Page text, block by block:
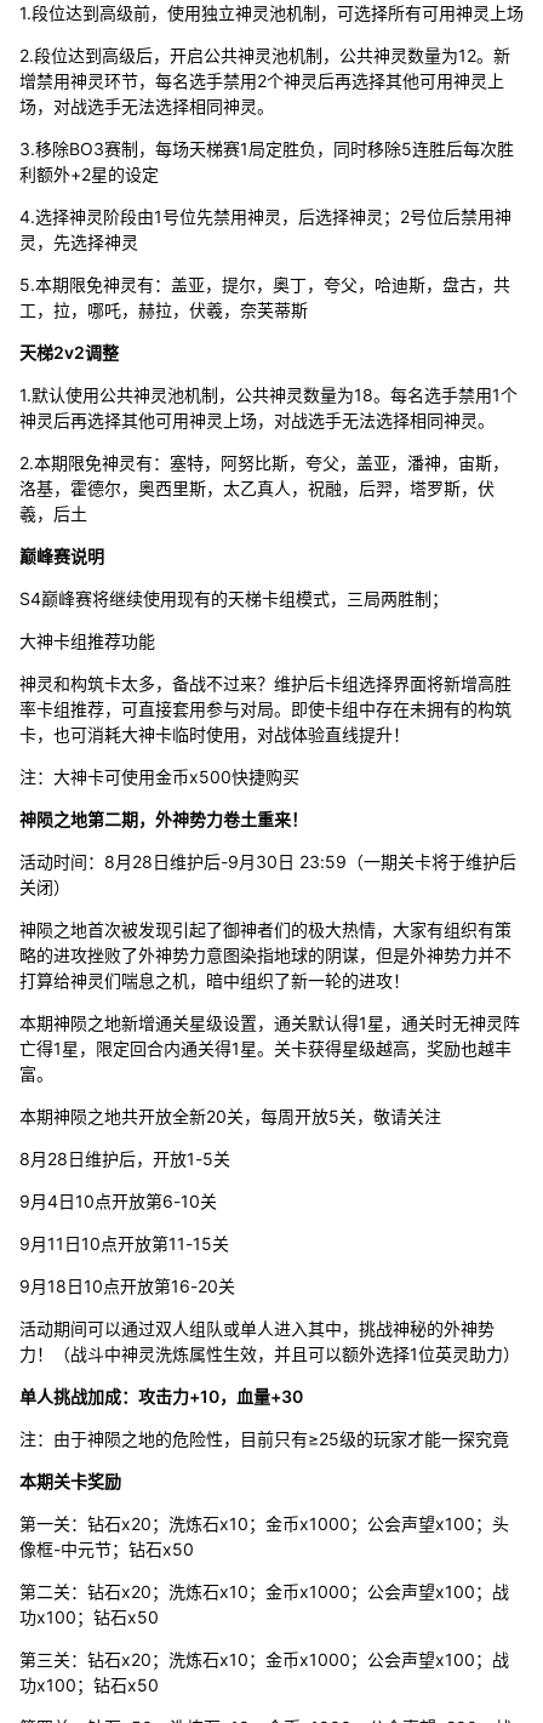
1.段位达到高级前，使用独立神灵池机制，可选择所有可用神灵上场
2.段位达到高级后，开启公共神灵池机制，公共神灵数量为12。新
增禁用神灵环节，每名选手禁用2个神灵后再选择其他可用神灵上
场，对战选手无法选择相同神灵。
3.移除BO3赛制，每场天梯赛1局定胜负，同时移除5连胜后每次胜
利额外+2星的设定
4.选择神灵阶段由1号位先禁用神灵，后选择神灵；2号位后禁用神
灵，先选择神灵
5.本期限免神灵有：盖亚，提尔，奥丁，夸父，哈迪斯，盘古，共
工，拉，哪吒，赫拉，伏羲，奈芙蒂斯
天梯2v2调整
1.默认使用公共神灵池机制，公共神灵数量为18。每名选手禁用1个
神灵后再选择其他可用神灵上场，对战选手无法选择相同神灵。
2.本期限免神灵有：塞特，阿努比斯，夸父，盖亚，潘神，宙斯，
洛基，霍德尔，奥西里斯，太乙真人，祝融，后羿，塔罗斯，伏
羲，后土
巅峰赛说明
S4巅峰赛将继续使用现有的天梯卡组模式，三局两胜制；
大神卡组推荐功能
神灵和构筑卡太多，备战不过来？维护后卡组选择界面将新增高胜
率卡组推荐，可直接套用参与对局。即使卡组中存在未拥有的构筑
卡，也可消耗大神卡临时使用，对战体验直线提升！
注：大神卡可使用金币x500快捷购买
神陨之地第二期，外神势力卷土重来！
活动时间：8月28日维护后-9月30日 23:59（一期关卡将于维护后
关闭）
神陨之地首次被发现引起了御神者们的极大热情，大家有组织有策
略的进攻挫败了外神势力意图染指地球的阴谋，但是外神势力并不
打算给神灵们喘息之机，暗中组织了新一轮的进攻！
本期神陨之地新增通关星级设置，通关默认得1星，通关时无神灵阵
亡得1星，限定回合内通关得1星。关卡获得星级越高，奖励也越丰
富。
本期神陨之地共开放全新20关，每周开放5关，敬请关注
8月28日维护后，开放1-5关
9月4日10点开放第6-10关
9月11日10点开放第11-15关
9月18日10点开放第16-20关
活动期间可以通过双人组队或单人进入其中，挑战神秘的外神势
力！（战斗中神灵洗炼属性生效，并且可以额外选择1位英灵助力）
单人挑战加成：攻击力+10，血量+30
注：由于神陨之地的危险性，目前只有≥25级的玩家才能一探究竟
本期关卡奖励
第一关：钻石x20；洗炼石x10；金币x1000；公会声望x100；头
像框-中元节；钻石x50
第二关：钻石x20；洗炼石x10；金币x1000；公会声望x100；战
功x100；钻石x50
第三关：钻石x20；洗炼石x10；金币x1000；公会声望x100；战
功x100；钻石x50